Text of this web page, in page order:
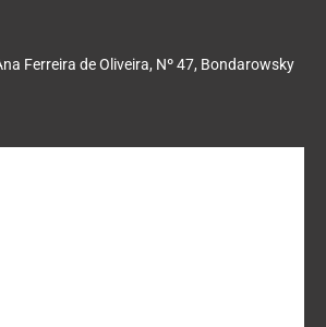
Ferreira de Oliveira, Nº 47, Bondarowsky